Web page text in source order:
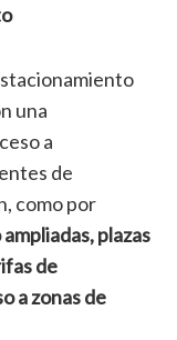
una
a
de
como por
plazas
de
a zonas de